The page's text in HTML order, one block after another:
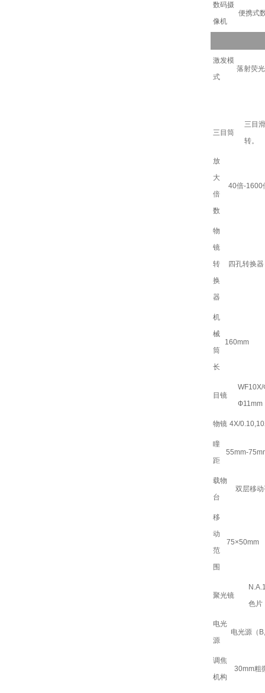
数码摄
像机
便携式
激发模
式
落射荧
三目筒
三目
转。
放
大
倍
数
40倍-1600
物
镜
转
换
器
四孔转换器
机
械
筒
长
160mm
目镜
Ф11mm
物镜 4X/
瞳
距
55mm-
载物
台
双层移
移
动
范
围
75×50mm
聚光镜
色片
电光
源
电光源（
调焦
机构
30mm粗